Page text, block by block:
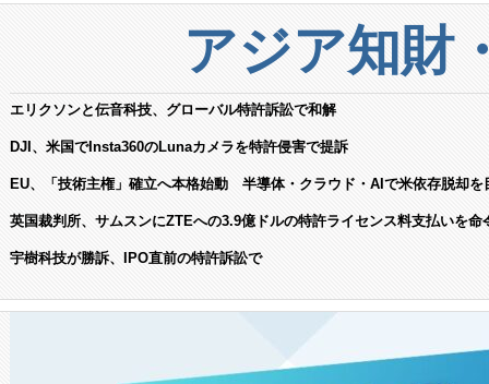
アジア知財
エリクソンと伝音科技、グローバル特許訴訟で和解
DJI、米国でInsta360のLunaカメラを特許侵害で提訴
EU、「技術主権」確立へ本格始動 半導体・クラウド・AIで米依存脱却を
英国裁判所、サムスンにZTEへの3.9億ドルの特許ライセンス料支払いを命
宇樹科技が勝訴、IPO直前の特許訴訟で